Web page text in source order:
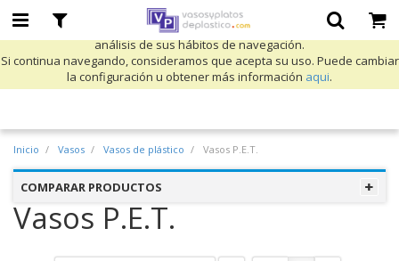
Utilizamos cookies propias y de terceros para mejorar nuestros servicios
y mostrarle publicidad relacionada con sus preferencias mediante el
análisis de sus hábitos de navegación.
Si continua navegando, consideramos que acepta su uso. Puede cambiar
la configuración u obtener más información aqui.
Inicio Vasos Vasos de plástico Vasos P.E.T.
COMPARAR PRODUCTOS
Vasos P.E.T.